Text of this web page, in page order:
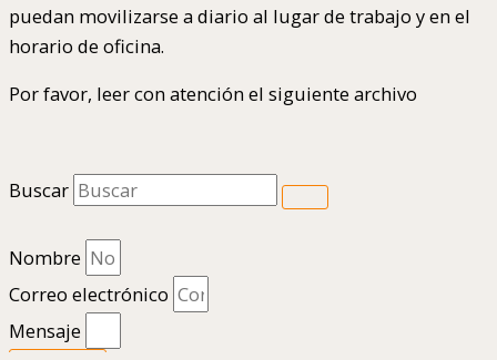
puedan movilizarse a diario al lugar de trabajo y en el
horario de oficina.
Por favor, leer con atención el siguiente archivo
Buscar
Nombre
Correo electrónico
Mensaje